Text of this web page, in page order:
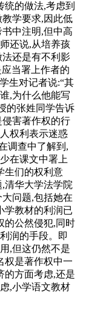
的做法,考虑到
学要求,因此低
中注明,但中高
还说,从培养孩
还是有不利影
当署上作者的
对记者说:“其
,为什么他能写
张姓同学告诉
害著作权的行
权利表示迷惑
调查中了解到,
在课文中署上
生们的权利意
华大学法学院
问题,包括她在
学教材的利润已
的公然侵犯,同时
润的手段。即
,但这仍然不是
权是著作权中一
方面考虑,还是
,小学语文教材